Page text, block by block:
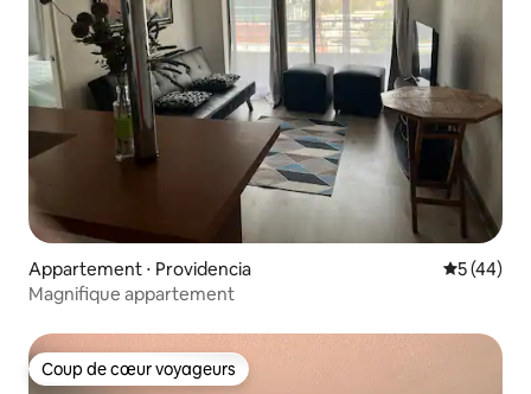
Appartement ⋅ Providencia
5 (44)
Magnifique appartement
Coup de cœur voyageurs
Coup de cœur voyageurs